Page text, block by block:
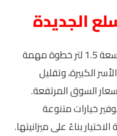
الجديدة
تعتبر إضافة عبوات الزيت سعة 1.5 لتر خطوة مهمة
الكبيرة، وتقليل
السوق المرتفعة.
خيارات متنوعة
بناءً على ميزانيتها.